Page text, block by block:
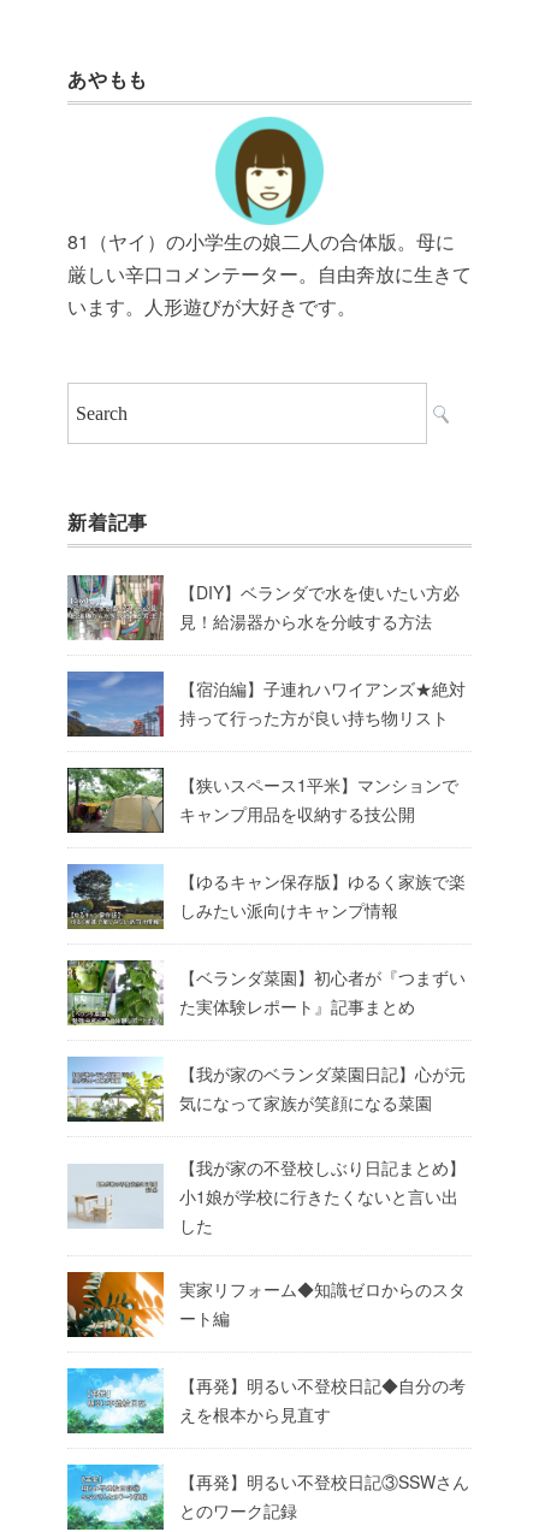
あやもも
81（ヤイ）の小学生の娘二人の合体版。母に
厳しい辛口コメンテーター。自由奔放に生きて
います。人形遊びが大好きです。
新着記事
【DIY】ベランダで水を使いたい方必
見！給湯器から水を分岐する方法
【宿泊編】子連れハワイアンズ★絶対
持って行った方が良い持ち物リスト
【狭いスペース1平米】マンションで
キャンプ用品を収納する技公開
【ゆるキャン保存版】ゆるく家族で楽
しみたい派向けキャンプ情報
【ベランダ菜園】初心者が『つまずい
た実体験レポート』記事まとめ
【我が家のベランダ菜園日記】心が元
気になって家族が笑顔になる菜園
【我が家の不登校しぶり日記まとめ】
小1娘が学校に行きたくないと言い出
した
実家リフォーム◆知識ゼロからのスタ
ート編
【再発】明るい不登校日記◆自分の考
えを根本から見直す
【再発】明るい不登校日記③SSWさん
とのワーク記録